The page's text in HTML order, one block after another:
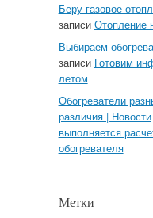
Беру газовое
записи Отопление
Выбираем
записи Готовим
летом
Обогреватели
различия | Новости
выполняется
обогревателя
Метки